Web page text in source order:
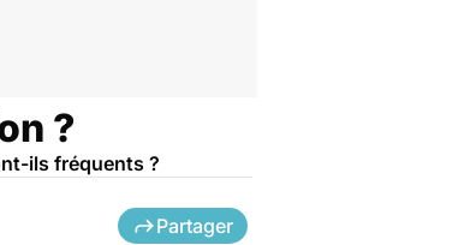
?
ils fréquents ?
Partager